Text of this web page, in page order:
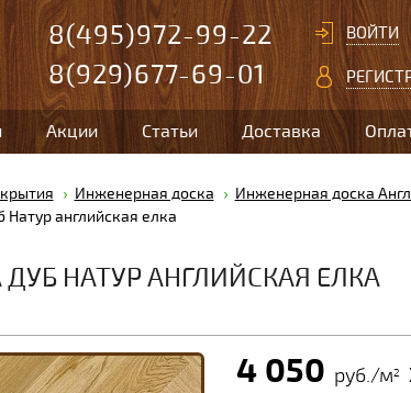
8(495)972-99-22
8(929)677-69-01
ВОЙТИ
Акции Статьи Доставка
Инженерная доска Инженерная доска
английская елка
НАТУР АНГЛИЙСКАЯ ЕЛКА
4 050 руб./м2